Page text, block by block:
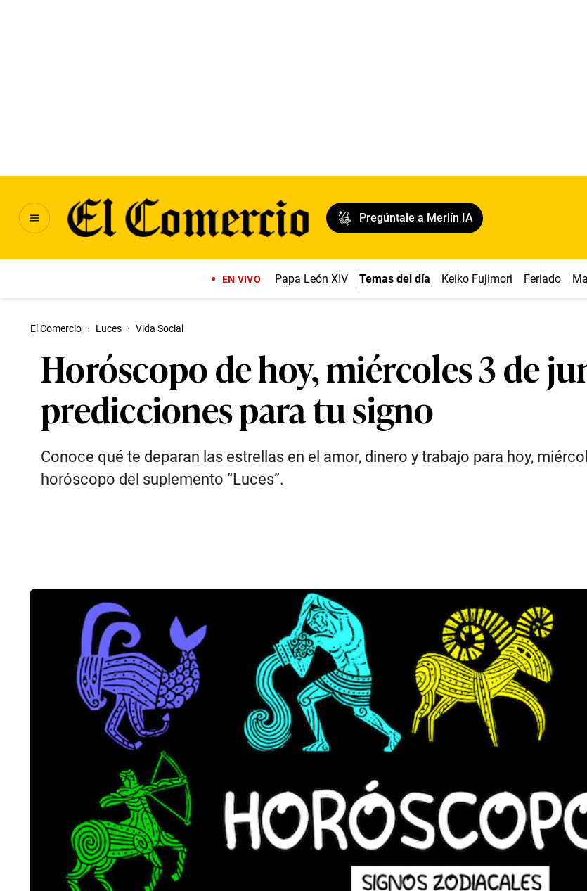
Pregúntale a Merlín IA
EN VIVO Papa León XIV Temas del día Keiko Fujimori Feriado
El Comercio · Luces · Vida Social
Horóscopo de hoy, miércoles 3 de
predicciones para tu signo
Conoce qué te deparan las estrellas en el amor, dinero y trabajo para hoy,
horóscopo del suplemento “Luces”.